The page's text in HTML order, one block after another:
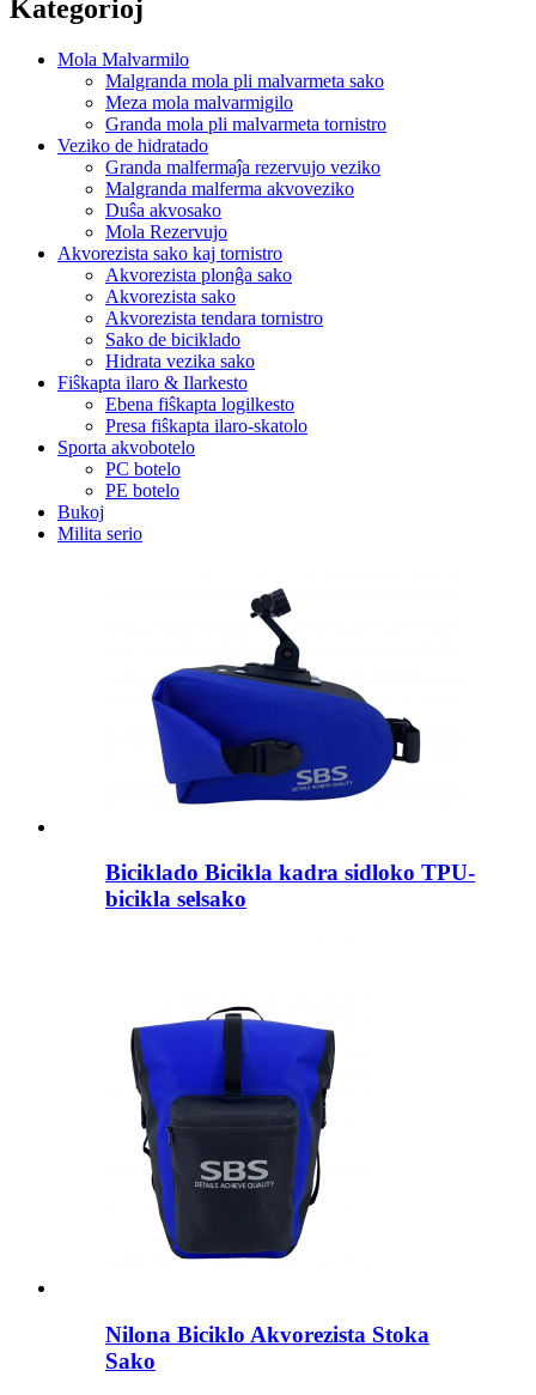
Kategorioj
Mola Malvarmilo
Malgranda mola pli malvarmeta sako
Meza mola malvarmigilo
Granda mola pli malvarmeta tornistro
Veziko de hidratado
Granda malfermaĵa rezervujo veziko
Malgranda malferma akvoveziko
Duŝa akvosako
Mola Rezervujo
Akvorezista sako kaj tornistro
Akvorezista plonĝa sako
Akvorezista sako
Akvorezista tendara tornistro
Sako de biciklado
Hidrata vezika sako
Fiŝkapta ilaro & Ilarkesto
Ebena fiŝkapta logilkesto
Presa fiŝkapta ilaro-skatolo
Sporta akvobotelo
PC botelo
PE botelo
Bukoj
Milita serio
Biciklado Bicikla kadra sidloko TPU-
bicikla selsako
Nilona Biciklo Akvorezista Stoka
Sako